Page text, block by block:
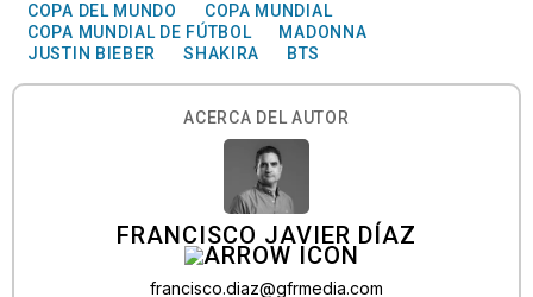
COPA DEL MUNDO
COPA MUNDIAL
COPA MUNDIAL DE FÚTBOL
MADONNA
JUSTIN BIEBER
SHAKIRA BTS
ACERCA DEL AUTOR
FRANCISCO JAVIER DÍAZ
francisco.diaz@gfrmedia.com